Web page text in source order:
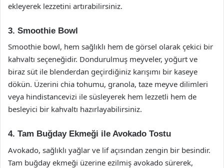
ekleyerek lezzetini artırabilirsiniz.
3. Smoothie Bowl
Smoothie bowl, hem sağlıklı hem de görsel olarak çekici bir
kahvaltı seçeneğidir. Dondurulmuş meyveler, yoğurt ve
biraz süt ile blenderdan geçirdiğiniz karışımı bir kaseye
dökün. Üzerini chia tohumu, granola, taze meyve dilimleri
veya hindistancevizi ile süsleyerek hem lezzetli hem de
besleyici bir kahvaltı hazırlayabilirsiniz.
4. Tam Buğday Ekmeği ile Avokado Tostu
Avokado, sağlıklı yağlar ve lif açısından zengin bir besindir.
Tam buğday ekmeği üzerine ezilmiş avokado sürerek,